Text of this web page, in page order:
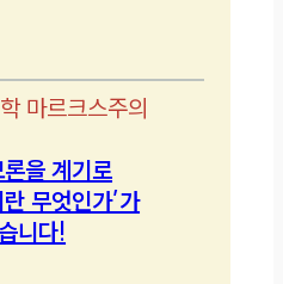
마르크스주의
을 계기로
무엇인가’가
니다!